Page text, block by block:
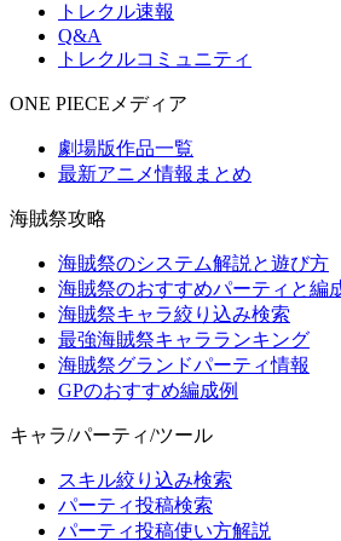
トレクル速報
Q&A
トレクルコミュニティ
ONE PIECEメディア
劇場版作品一覧
最新アニメ情報まとめ
海賊祭攻略
海賊祭のシステム解説と遊び方
海賊祭のおすすめパーティと編
海賊祭キャラ絞り込み検索
最強海賊祭キャラランキング
海賊祭グランドパーティ情報
GPのおすすめ編成例
キャラ/パーティ/ツール
スキル絞り込み検索
パーティ投稿検索
パーティ投稿使い方解説